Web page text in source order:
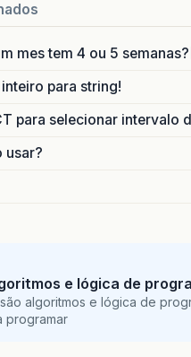
mes tem 4 ou 5
para string!
para selecionar intervalo
usar?
e lógica de
algoritmos e lógica de
programar